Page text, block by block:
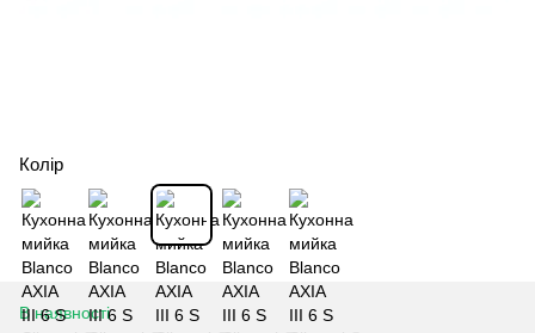
Колір
В наявності